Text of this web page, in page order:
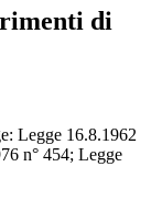
di
Legge 16.8.1962
n° 454; Legge